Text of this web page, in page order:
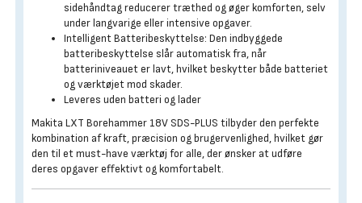
sidehåndtag reducerer træthed og øger komforten, selv
under langvarige eller intensive opgaver.
Intelligent Batteribeskyttelse: Den indbyggede
batteribeskyttelse slår automatisk fra, når
batteriniveauet er lavt, hvilket beskytter både batteriet
og værktøjet mod skader.
Leveres uden batteri og lader
Makita LXT Borehammer 18V SDS-PLUS tilbyder den perfekte
kombination af kraft, præcision og brugervenlighed, hvilket gør
den til et must-have værktøj for alle, der ønsker at udføre
deres opgaver effektivt og komfortabelt.